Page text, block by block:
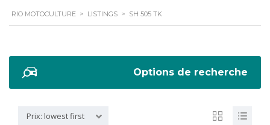
RIO MOTOCULTURE > LISTINGS > SH 505 TK
Options de recherche
Prix: lowest first